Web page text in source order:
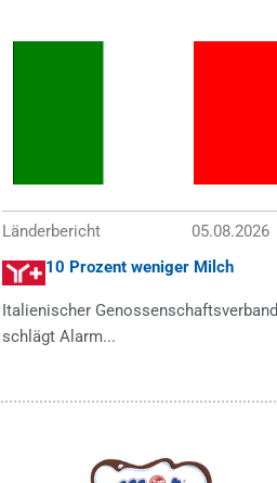
Länderbericht
05.08.2026
10 Prozent weniger Milch
Italienischer Genossenschaftsverband
schlägt Alarm...